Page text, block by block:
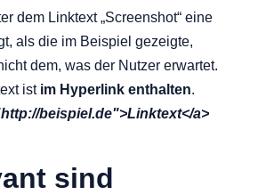
dem Linktext „Screenshot“ eine
als die im Beispiel gezeigte,
dem, was der Nutzer erwartet.
ist im Hyperlink enthalten.
beispiel.de">Linktext</a>
sind